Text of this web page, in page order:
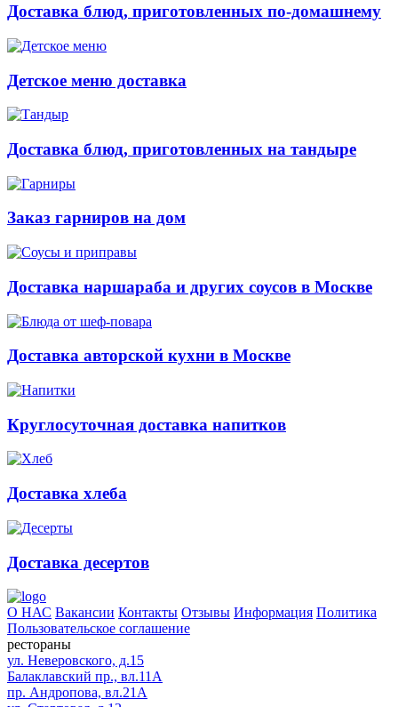
Доставка блюд, приготовленных по-домашнему
Детское меню доставка
Доставка блюд, приготовленных на тандыре
Заказ гарниров на дом
Доставка наршараба и других соусов в Москве
Доставка авторской кухни в Москве
Круглосуточная доставка напитков
Доставка хлеба
Доставка десертов
О НАС Вакансии Контакты Отзывы Информация Политика
Пользовательское соглашение
рестораны
ул. Неверовского, д.15
Балаклавский пр., вл.11А
пр. Андропова, вл.21А